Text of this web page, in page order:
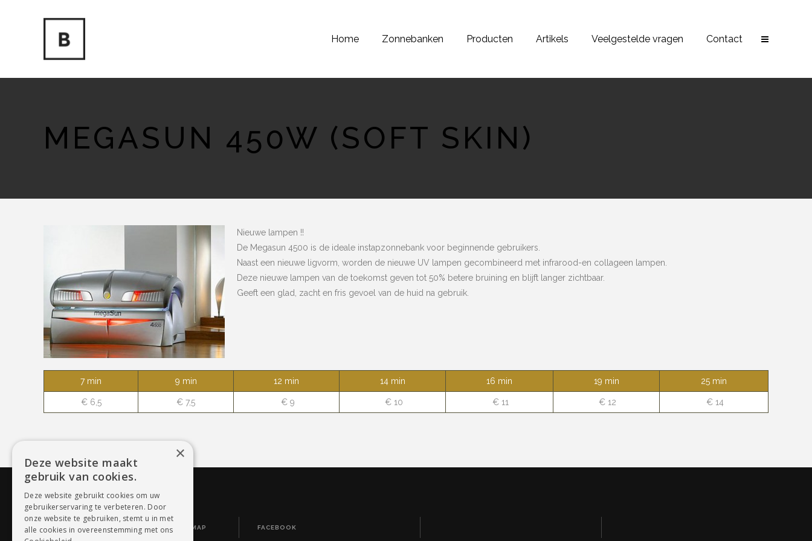
Home Zonnebanken Producten Artikels Veelgestelde vragen Contact
MEGASUN 450W (SOFT SKIN)
Nieuwe lampen !!
De Megasun 4500 is de ideale instapzonnebank voor beginnende gebruikers.
Naast een nieuwe ligvorm, worden de nieuwe UV lampen gecombineerd met infrarood-en collageen lampen.
Deze nieuwe lampen van de toekomst geven tot 50% betere bruining en blijft langer zichtbaar.
Geeft een glad, zacht en fris gevoel van de huid na gebruik.
7 min 9 min 12 min 14 min 16 min 19 min 25 min
€ 6,5 € 7,5 € 9 € 10 € 11 € 12 € 14
WEBDESIGN BY CONVERSAL SITEMAP FACEBOOK
×
Deze website maakt
gebruik van cookies.
Deze website gebruikt cookies om uw
gebruikerservaring te verbeteren. Door
onze website te gebruiken, stemt u in met
alle cookies in overeenstemming met ons